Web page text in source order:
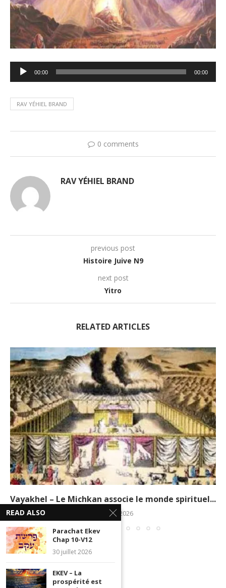
Lecteur
audio
00:00 00:00
RAV YÉHIEL BRAND
0 comments
RAV YÉHIEL BRAND
previous post
Histoire Juive N9
next post
Yitro
RELATED ARTICLES
Vayakhel – Le Michkan associe le monde spirituel...
11 mars 2026
READ ALSO
Parachat Ekev
Chap 10-V12
30 juillet 2026
EKEV – La
prospérité est